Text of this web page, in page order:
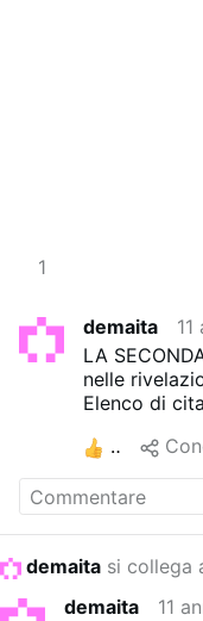
3
1
demaita
11
LA
nelle
Elenco di
2
demaita si collega
demaita
11